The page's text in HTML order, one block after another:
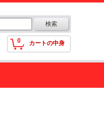
0 カートの中身